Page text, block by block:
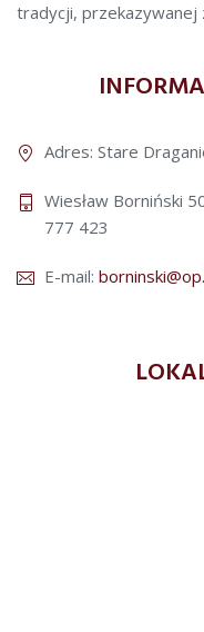
tradycji, przekazywanej
Adres: Stare
Wiesław Borniński
777 423
E-mail: